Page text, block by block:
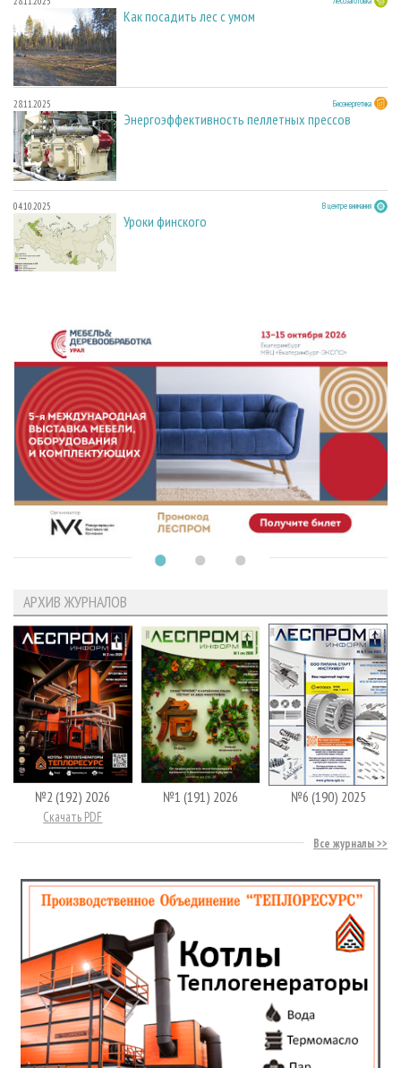
Как посадить лес с умом
28.11.2025 Биоэнергетика
Энергоэффективность пеллетных прессов
04.10.2025 В центре внимания
Уроки финского
АРХИВ ЖУРНАЛОВ
№2 (192) 2026
Скачать PDF
№1 (191) 2026 №6 (190) 2025
Все журналы